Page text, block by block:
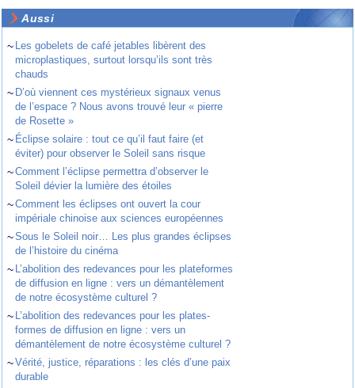
Aussi
~ Les gobelets de café jetables libèrent des
microplastiques, surtout lorsqu’ils sont très
chauds
~ D’où viennent ces mystérieux signaux venus
de l’espace ? Nous avons trouvé leur « pierre
de Rosette »
~ Éclipse solaire : tout ce qu’il faut faire (et
éviter) pour observer le Soleil sans risque
~Comment l’éclipse permettra d’observer le
Soleil dévier la lumière des étoiles
~Comment les éclipses ont ouvert la cour
impériale chinoise aux sciences européennes
~Sous le Soleil noir… Les plus grandes éclipses
de l’histoire du cinéma
~ L’abolition des redevances pour les plateformes
de diffusion en ligne : vers un démantèlement
de notre écosystème culturel ?
~ L’abolition des redevances pour les plates-
formes de diffusion en ligne : vers un
démantèlement de notre écosystème culturel ?
~Vérité, justice, réparations : les clés d’une paix
durable